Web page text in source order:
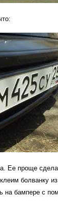
Ее проще
болванку
на бампере с